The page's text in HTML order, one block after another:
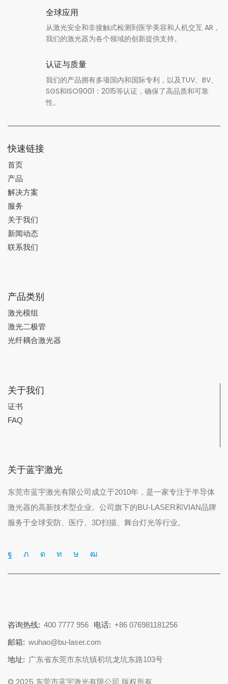
全球应用
从激光安全和非接触式检测到医学美容和人机交互 AR，
我们的激光器为各个领域的创新提供支持。
认证与质量
我们的产品拥有多项国内和国际专利，以及TUV、BV、
SGS和ISO9001：2015等认证，确保了高品质和可靠
性。
快速链接
首页
产品
解决方案
服务
关于我们
新闻动态
联系我们
产品类别
激光模组
激光二极管
光纤耦合激光器
关于我们
证书
FAQ
关于蓝宇激光
东莞市蓝宇激光有限公司成立于2010年，是一家专注于半导体
激光器的高新技术型企业。公司旗下的BU-LASER和VIAN品牌
服务于全球安防、医疗、3D扫描、舞台灯光等行业。
咨询热线: 400 7777 956 电话: +86 076981181256
邮箱: wuhao@bu-laser.com
地址: 广东省东莞市东坑镇初坑龙坑东路103号
© 2025 东莞市蓝宇激光有限公司 版权所有